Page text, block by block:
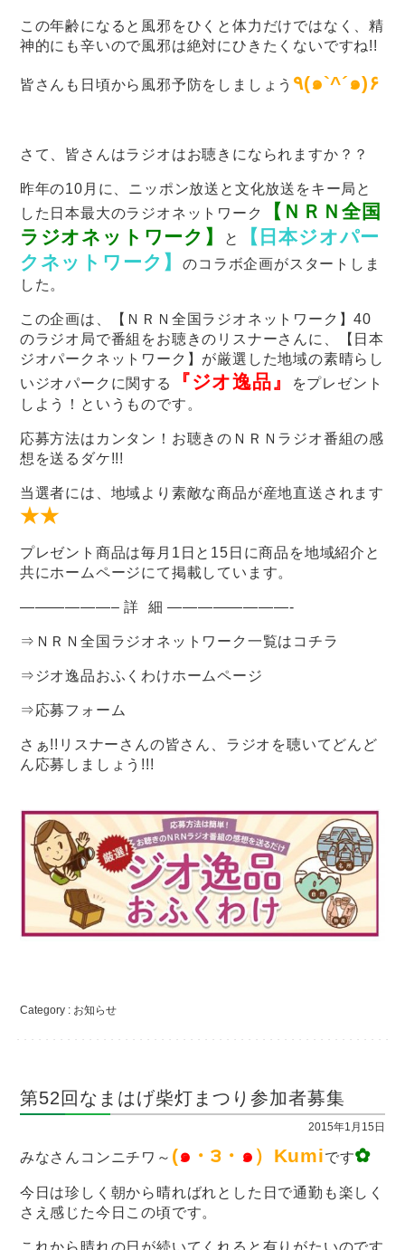
この年齢になると風邪をひくと体力だけではなく、精
神的にも辛いので風邪は絶対にひきたくないですね!!
皆さんも日頃から風邪予防をしましょう ٩(๑`^´๑)۶
さて、皆さんはラジオはお聴きになられますか？？
昨年の10月に、ニッポン放送と文化放送をキー局と
した日本最大のラジオネットワーク
【ＮＲＮ全国
ラジオネットワーク】
と
【日本ジオパー
クネットワーク】のコラボ企画がスタートしま
した。
この企画は、【ＮＲＮ全国ラジオネットワーク】40
のラジオ局で番組をお聴きのリスナーさんに、【日本
ジオパークネットワーク】が厳選した地域の素晴らし
いジオパークに関する
『ジオ逸品』
をプレゼント
しよう！というものです。
応募方法はカンタン！お聴きのＮＲＮラジオ番組の感
想を送るダケ!!!
当選者には、地域より素敵な商品が産地直送されます
★★
プレゼント商品は毎月1日と15日に商品を地域紹介と
共にホームページにて掲載しています。
——————– 詳 細 ————————-
⇒ ＮＲＮ全国ラジオネットワーク一覧はコチラ
⇒ ジオ逸品おふくわけホームページ
⇒応募フォーム
さぁ!!リスナーさんの皆さん、ラジオを聴いてどんど
ん応募しましょう!!!
Category : お知らせ
第52回なまはげ柴灯まつり参加者募集
2015年1月15日
みなさんコンニチワ～ (๑ ・౩・ ๑ ） Kumiです✿
今日は珍しく朝から晴ればれとした日で通勤も楽しく
さえ感じた今日この頃です。
これから晴れの日が続いてくれると有りがたいのです